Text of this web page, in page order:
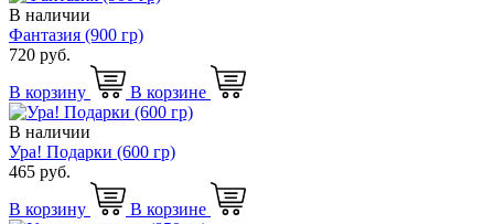
В наличии
Фантазия (900 гр)
720 руб.
В корзину
В корзине
В наличии
Ура! Подарки (600 гр)
465 руб.
В корзину
В корзине